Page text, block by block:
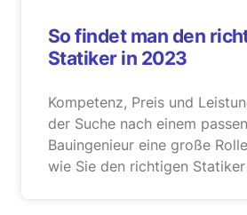
So findet man den
Statiker in 2023
Kompetenz, Preis und
der Suche nach einem
Bauingenieur eine große
wie Sie den richtigen